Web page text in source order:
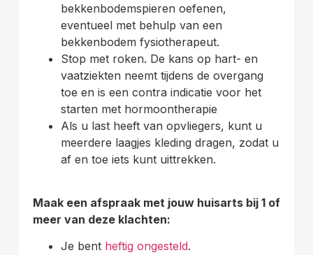
bekkenbodemspieren oefenen,
eventueel met behulp van een
bekkenbodem fysiotherapeut.
Stop met roken. De kans op hart- en
vaatziekten neemt tijdens de overgang
toe en is een contra indicatie voor het
starten met hormoontherapie
Als u last heeft van opvliegers, kunt u
meerdere laagjes kleding dragen, zodat u
af en toe iets kunt uittrekken.
Maak een afspraak met jouw huisarts bij 1 of
meer van deze klachten:
Je bent heftig ongesteld.